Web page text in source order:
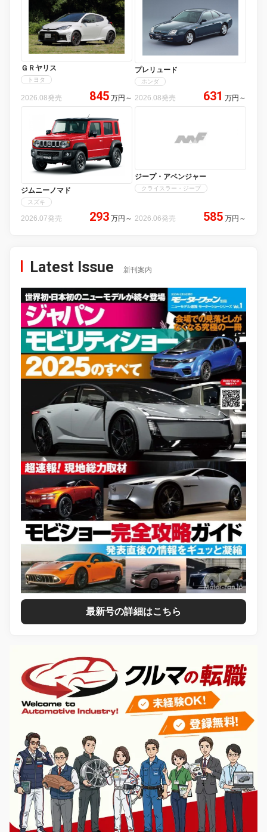
ＧＲヤリス
トヨタ
2026.08発売 845 万円 ～
プレリュード
ホンダ
2026.08発売 631 万円 ～
ジムニーノマド
スズキ
2026.07発売 293 万円 ～
ジープ・アベンジャー
クライスラー・ジープ
2026.06発売 585 万円 ～
Latest Issue 新刊案内
最新号の詳細はこちら